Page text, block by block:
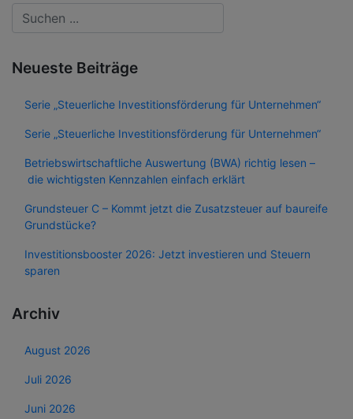
Neueste Beiträge
Serie „Steuerliche Investitionsförderung für Unternehmen“
Serie „Steuerliche Investitionsförderung für Unternehmen“
Betriebswirtschaftliche Auswertung (BWA) richtig lesen –
die wichtigsten Kennzahlen einfach erklärt
Grundsteuer C – Kommt jetzt die Zusatzsteuer auf baureife
Grundstücke?
Investitionsbooster 2026: Jetzt investieren und Steuern
sparen
Archiv
August 2026
Juli 2026
Juni 2026